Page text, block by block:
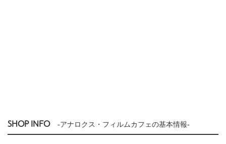
SHOP INFO -アナロクス・フィルムカフェの基本情報-